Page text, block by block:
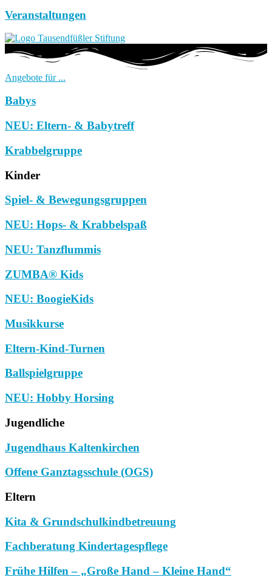
Veranstaltungen
Angebote für ...
Babys
NEU: Eltern- & Babytreff
Krabbelgruppe
Kinder
Spiel- & Bewegungsgruppen
NEU: Hops- & Krabbelspaß
NEU: Tanzflummis
ZUMBA® Kids
NEU: BoogieKids
Musikkurse
Eltern-Kind-Turnen
Ballspielgruppe
NEU: Hobby Horsing
Jugendliche
Jugendhaus Kaltenkirchen
Offene Ganztagsschule (OGS)
Eltern
Kita & Grundschulkindbetreuung
Fachberatung Kindertagespflege
Frühe Hilfen – „Große Hand – Kleine Hand“